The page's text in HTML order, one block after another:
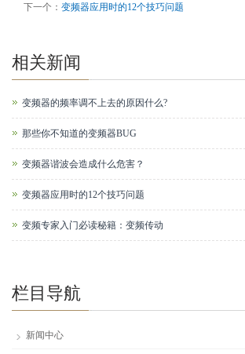
下一个： 变频器应用时的12个技巧问题
相关新闻
变频器的频率调不上去的原因什么?
那些你不知道的变频器BUG
变频器谐波会造成什么危害？
变频器应用时的12个技巧问题
变频专家入门必读秘籍：变频传动
栏目导航
新闻中心